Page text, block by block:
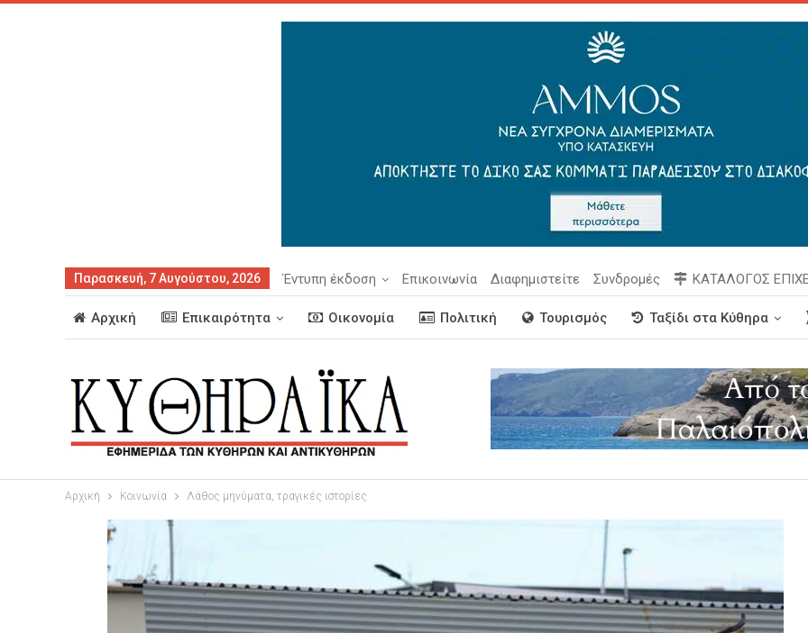
Παρασκευή, 7 Αυγούστου, 2026 Έντυπη έκδοση Επικοινωνία Διαφημιστείτε Συνδρομές ΚΑΤΑΛΟΓΟΣ
Αρχική Επικαιρότητα Οικονομία Πολιτική Τουρισμός Ταξίδι στα Κύθηρα
Αρχική Κοινωνία Λάθος μηνύματα, τραγικές ιστορίες